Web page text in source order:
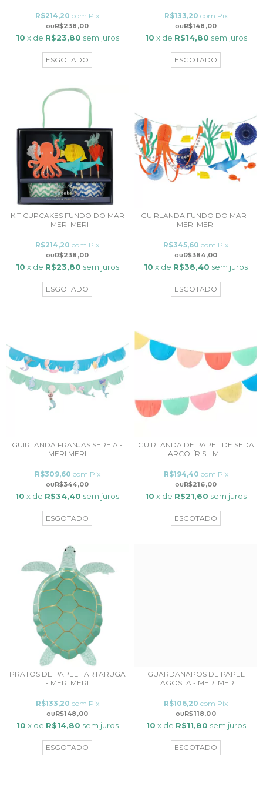
R$238,00
R$214,20 com Pix
10 x de R$23,80 sem juros
ESGOTADO
R$148,00
R$133,20 com Pix
10 x de R$14,80 sem juros
ESGOTADO
KIT CUPCAKES FUNDO DO MAR
- MERI MERI
R$238,00
R$214,20 com Pix
10 x de R$23,80 sem juros
ESGOTADO
GUIRLANDA FUNDO DO MAR -
MERI MERI
R$384,00
R$345,60 com Pix
10 x de R$38,40 sem juros
ESGOTADO
GUIRLANDA FRANJAS SEREIA -
MERI MERI
R$344,00
R$309,60 com Pix
10 x de R$34,40 sem juros
ESGOTADO
GUIRLANDA DE PAPEL DE SEDA
ARCO-ÍRIS - M...
R$216,00
R$194,40 com Pix
10 x de R$21,60 sem juros
ESGOTADO
PRATOS DE PAPEL TARTARUGA
- MERI MERI
R$148,00
R$133,20 com Pix
10 x de R$14,80 sem juros
ESGOTADO
GUARDANAPOS DE PAPEL
LAGOSTA - MERI MERI
R$118,00
R$106,20 com Pix
10 x de R$11,80 sem juros
ESGOTADO